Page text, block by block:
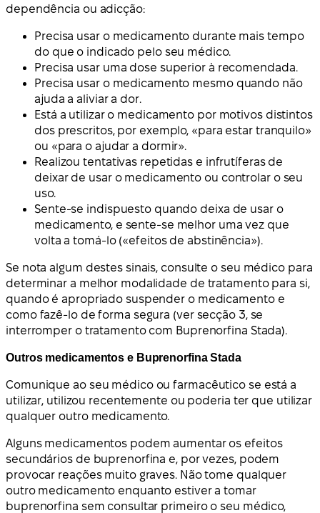
dependência ou adicção:
Precisa usar o medicamento durante mais tempo
do que o indicado pelo seu médico.
Precisa usar uma dose superior à recomendada.
Precisa usar o medicamento mesmo quando não
ajuda a aliviar a dor.
Está a utilizar o medicamento por motivos distintos
dos prescritos, por exemplo, «para estar tranquilo»
ou «para o ajudar a dormir».
Realizou tentativas repetidas e infrutíferas de
deixar de usar o medicamento ou controlar o seu
uso.
Sente-se indispuesto quando deixa de usar o
medicamento, e sente-se melhor uma vez que
volta a tomá-lo («efeitos de abstinência»).
Se nota algum destes sinais, consulte o seu médico para
determinar a melhor modalidade de tratamento para si,
quando é apropriado suspender o medicamento e
como fazê-lo de forma segura (ver secção 3, se
interromper o tratamento com Buprenorfina Stada).
Outros medicamentos e Buprenorfina Stada
Comunique ao seu médico ou farmacêutico se está a
utilizar, utilizou recentemente ou poderia ter que utilizar
qualquer outro medicamento.
Alguns medicamentos podem aumentar os efeitos
secundários de buprenorfina e, por vezes, podem
provocar reações muito graves. Não tome qualquer
outro medicamento enquanto estiver a tomar
buprenorfina sem consultar primeiro o seu médico,